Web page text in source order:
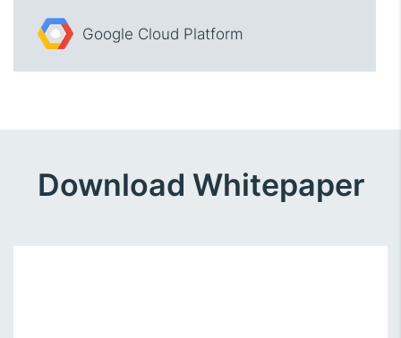
Google Cloud Platform
Download Whitepaper